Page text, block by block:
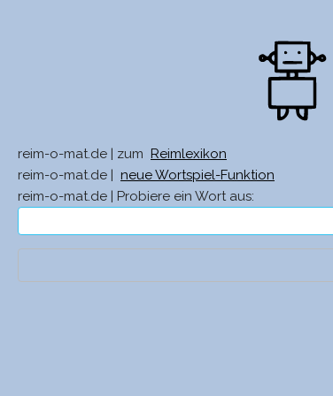
reim-o-mat.de | zum
Reimlexikon
reim-o-mat.de |
neue Wortspiel-Funktion
reim-o-mat.de | Probiere ein Wort aus: